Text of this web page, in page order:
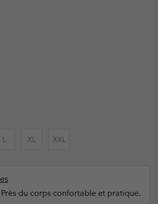
L XL XXL
Près du corps confortable et pratique.